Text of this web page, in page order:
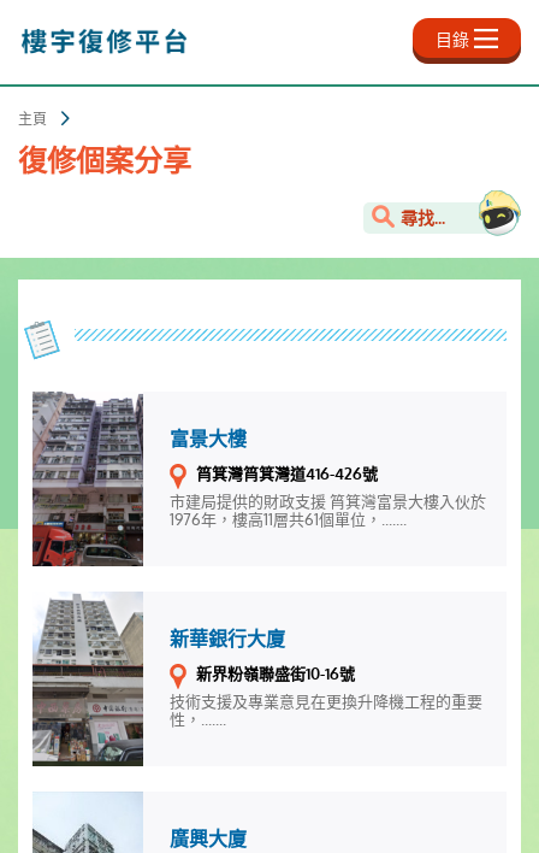
內
目錄
主頁
復修個案分享
尋找...
富景大樓
筲箕灣筲箕灣道416-426號
市建局提供的財政支援 筲箕灣富景大樓入伙於
1976年，樓高11層共61個單位，.......
新華銀行大廈
新界粉嶺聯盛街10-16號
技術支援及專業意見在更換升降機工程的重要
性，.......
廣興大廈